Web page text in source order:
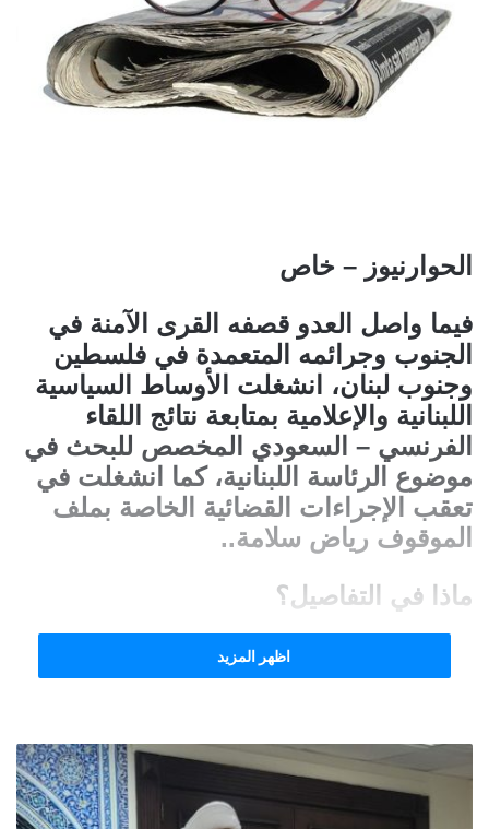
الحوارنيوز – خاص
فيما واصل العدو قصفه القرى الآمنة في
الجنوب وجرائمه المتعمدة في فلسطين
وجنوب لبنان، انشغلت الأوساط السياسية
اللبنانية والإعلامية بمتابعة نتائج اللقاء
الفرنسي – السعودي المخصص للبحث في
موضوع الرئاسة اللبنانية، كما انشغلت في
تعقب الإجراءات القضائية الخاصة بملف
الموقوف رياض سلامة..
ماذا في التفاصيل؟
الرياض وتحرك الخماسية
وكتبت تقول:
اظهر المزيد